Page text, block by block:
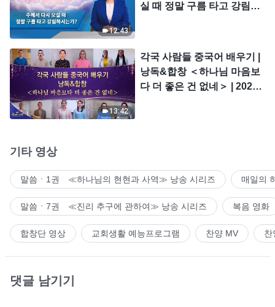
12:43
실 때 정말 구름 타고 강림하
13:42
각국 사람들 중국어 배우기 |
낭독&합창 ＜하나님 마음보
다 더 좋은 건 없네＞ | 2026
기타 영상
말씀ㆍ1권 ≪하나님의 현현과 사역≫ 낭송 시리즈 매일의
말씀ㆍ7권 ≪진리 추구에 관하여≫ 낭송 시리즈 복음 영화
합창단 영상 교회생활 예능프로그램 찬양 MV 찬
댓글 남기기